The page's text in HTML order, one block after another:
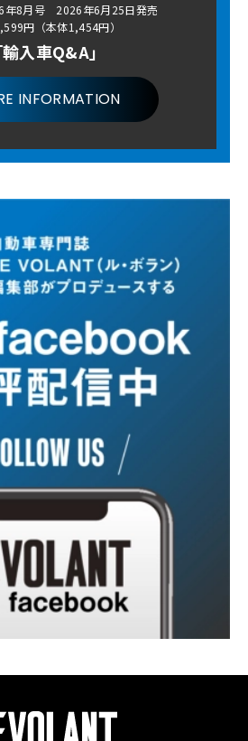
年8月号 2026年6月25日発売
円（本体1,454円）
輸入車Q&A」
INFORMATION